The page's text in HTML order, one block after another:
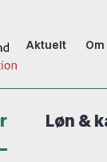
Aktuelt
Løn &